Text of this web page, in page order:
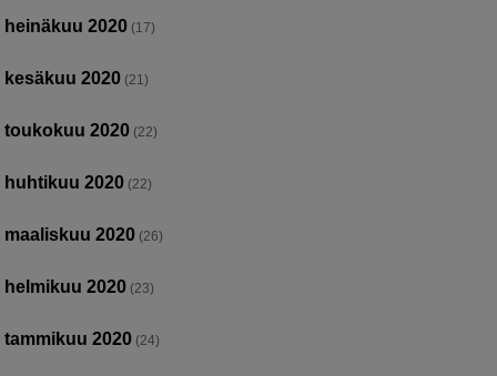
heinäkuu 2020 (17)
kesäkuu 2020 (21)
toukokuu 2020 (22)
huhtikuu 2020 (22)
maaliskuu 2020 (26)
helmikuu 2020 (23)
tammikuu 2020 (24)